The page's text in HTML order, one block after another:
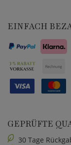
EINFACH
GEPRÜFTE
30 Tage